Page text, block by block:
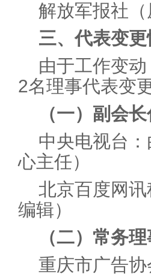
解放军报社（
三、代表变
由于工作变
2名理事代表变更
（一）副会
中央电视台
心主任）
北京百度网
编辑）
（二）常务
重庆市广告